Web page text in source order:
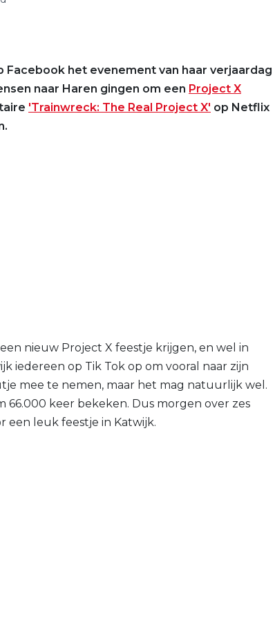
het evenement van haar verjaardag
naar Haren gingen om een Project X
'Trainwreck: The Real Project X' op Netflix
nieuw Project X feestje krijgen, en wel in
iedereen op Tik Tok op om vooral naar zijn
mee te nemen, maar het mag natuurlijk wel.
66.000 keer bekeken. Dus morgen over zes
een leuk feestje in Katwijk.